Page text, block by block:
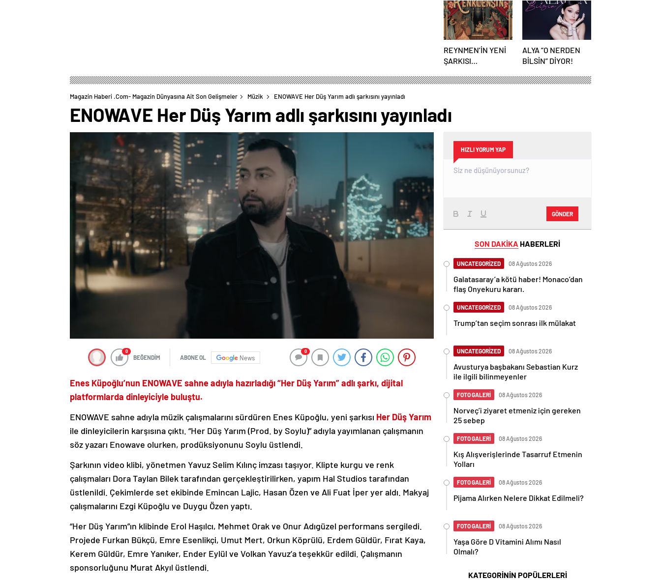
REYNMEN’İN YENİ
ŞARKISI
BÜYÜK İLGİ GÖRDÜ
ALYA “O NERDEN
BİLSİN” DİYOR!
Magazin Haberi .com- Magazin Dünyasına Ait Son Gelişmeler Müzik ENOWAVE Her Düş Yarım adlı şarkısını yayınladı
ENOWAVE Her Düş Yarım adlı şarkısını yayınladı
0
BEĞENDİM ABONE OL News
0
Enes Küpoğlu’nun ENOWAVE sahne adıyla hazırladığı “Her Düş Yarım” adlı şarkı, dijital
platformlarda dinleyiciyle buluştu.
ENOWAVE sahne adıyla müzik çalışmalarını sürdüren Enes Küpoğlu, yeni şarkısı Her Düş Yarım
ile dinleyicilerin karşısına çıktı. “Her Düş Yarım (Prod. by Soylu)” adıyla yayımlanan çalışmanın
söz yazarı Enowave olurken, prodüksiyonunu Soylu üstlendi.
Şarkının video klibi, yönetmen Yavuz Selim Kılınç imzası taşıyor. Klipte kurgu ve renk
çalışmaları Dora Taylan Bilek tarafından gerçekleştirilirken, yapım Hal Studios tarafından
üstlenildi. Çekimlerde set ekibinde Emincan Lajic, Hasan Özen ve Ali Fuat İper yer aldı. Makyaj
çalışmalarını Ezgi Küpoğlu ve Duygu Özen yaptı.
“Her Düş Yarım”ın klibinde Erol Haşılcı, Mehmet Orak ve Onur Adıgüzel performans sergiledi.
Projede Furkan Bükçü, Emre Esenlikçi, Umut Mert, Orkun Köprülü, Erdem Güldür, Fırat Kaya,
Kerem Güldür, Emre Yanıker, Ender Eylül ve Volkan Yavuz’a teşekkür edildi. Çalışmanın
sponsorluğunu Murat Akyıl üstlendi.
HIZLI YORUM YAP
GÖNDER
SON DAKİKA HABERLERİ
UNCATEGORİZED 08 Ağustos 2026
Galatasaray’a kötü haber! Monaco’dan
flaş Onyekuru kararı.
UNCATEGORİZED 08 Ağustos 2026
Trump’tan seçim sonrası ilk mülakat
UNCATEGORİZED 08 Ağustos 2026
Avusturya başbakanı Sebastian Kurz
ile ilgili bilinmeyenler
FOTO GALERİ 08 Ağustos 2026
Norveç’i ziyaret etmeniz için gereken
25 sebep
FOTO GALERİ 08 Ağustos 2026
Kış Alışverişlerinde Tasarruf Etmenin
Yolları
FOTO GALERİ 08 Ağustos 2026
Pijama Alırken Nelere Dikkat Edilmeli?
FOTO GALERİ 08 Ağustos 2026
Yaşa Göre D Vitamini Alımı Nasıl
Olmalı?
KATEGORİNİN POPÜLERLERİ